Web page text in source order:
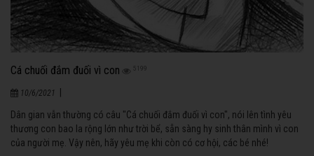
Cá chuối đắm đuối vì con 5199
10/6/2021
Dân gian vẫn thường có câu "Cá chuối đắm đuối vì con", nói lên tình yêu
thương con bao la rộng lớn như trời bể, sẵn sàng hy sinh thân mình vì con
của người mẹ. Vậy nên, hãy yêu mẹ khi còn có cơ hội, các bé nhé!